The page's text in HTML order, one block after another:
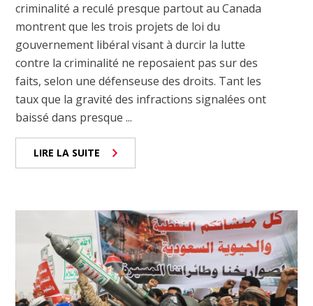
criminalité a reculé presque partout au Canada
montrent que les trois projets de loi du
gouvernement libéral visant à durcir la lutte
contre la criminalité ne reposaient pas sur des
faits, selon une défenseuse des droits. Tant les
taux que la gravité des infractions signalées ont
baissé dans presque ...
LIRE LA SUITE